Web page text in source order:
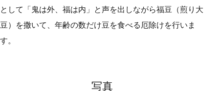
として「鬼は外、福は内」と声を出しながら福豆（煎り大
豆）を撒いて、年齢の数だけ豆を食べる厄除けを行いま
す。
写真